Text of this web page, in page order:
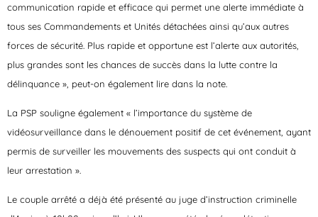
communication rapide et efficace qui permet une alerte immédiate à
tous ses Commandements et Unités détachées ainsi qu’aux autres
forces de sécurité. Plus rapide et opportune est l’alerte aux autorités,
plus grandes sont les chances de succès dans la lutte contre la
délinquance », peut-on également lire dans la note.
La PSP souligne également « l’importance du système de
vidéosurveillance dans le dénouement positif de cet événement, ayant
permis de surveiller les mouvements des suspects qui ont conduit à
leur arrestation ».
Le couple arrêté a déjà été présenté au juge d’instruction criminelle